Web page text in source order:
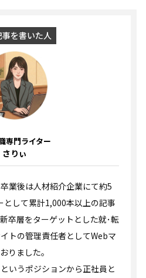
事を書いた人
専門ライター
さりぃ
業後は人材紹介企業にて約5
として累計1,000本以上の記事
卒層をターゲットとした就･転
トの管理責任者としてWebマ
りました。
いうポジションから正社員と